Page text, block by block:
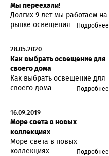
Мы переехали!
Долгих 9 лет мы работаем на
рынке освещения
Подробнее
28.05.2020
Как выбрать освещение для
своего дома
Как выбрать освещение для
своего дома
Подробнее
16.09.2019
Море света в новых
коллекциях
Море света в новых
коллекциях
Подробнее